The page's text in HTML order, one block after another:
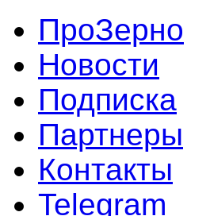
ПроЗерно
Новости
Подписка
Партнеры
Контакты
Telegram